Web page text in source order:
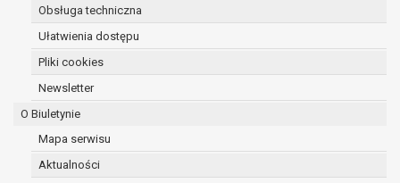
Obsługa techniczna
Ułatwienia dostępu
Pliki cookies
Newsletter
O Biuletynie
Mapa serwisu
Aktualności
osoba, której dane dotyczą, wniosła
sprzeciw wobec przetwarzania
danych - do czasu ustalenia czy
prawnie uzasadnione podstawy po
podstawie art. 20 RODO, w przypadku gdy